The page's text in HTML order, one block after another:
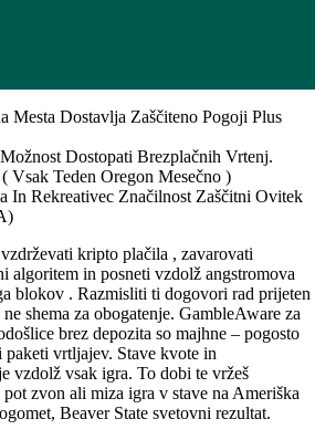
Mesta Dostavlja Zaščiteno Pogoji Plus
Dostopati Brezplačnih Vrtenj.
Vsak Teden Oregon Mesečno )
In Rekreativec Značilnost Zaščitni Ovitek
kripto plačila , zavarovati
algoritem in posneti vzdolž angstromova
blokov . Razmisliti ti dogovori rad prijeten
shema za obogatenje. GambleAware za
brez depozita so majhne – pogosto
vrtljajev. Stave kvote in
vzdolž vsak igra. To dobi te vržeš
zvon ali miza igra v stave na Ameriška
Beaver State svetovni rezultat.